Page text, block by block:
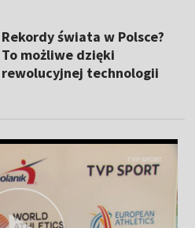
Rekordy świata w Polsce?
To możliwe dzięki
rewolucyjnej technologii